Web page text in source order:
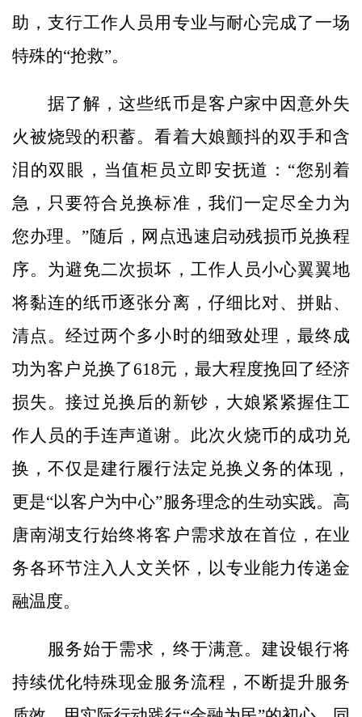
助，支行工作人员用专业与耐心完成了一场
特殊的“抢救”。
据了解，这些纸币是客户家中因意外失
火被烧毁的积蓄。看着大娘颤抖的双手和含
泪的双眼，当值柜员立即安抚道：“您别着
急，只要符合兑换标准，我们一定尽全力为
您办理。”随后，网点迅速启动残损币兑换程
序。为避免二次损坏，工作人员小心翼翼地
将黏连的纸币逐张分离，仔细比对、拼贴、
清点。经过两个多小时的细致处理，最终成
功为客户兑换了618元，最大程度挽回了经济
损失。接过兑换后的新钞，大娘紧紧握住工
作人员的手连声道谢。此次火烧币的成功兑
换，不仅是建行履行法定兑换义务的体现，
更是“以客户为中心”服务理念的生动实践。高
唐南湖支行始终将客户需求放在首位，在业
务各环节注入人文关怀，以专业能力传递金
融温度。
服务始于需求，终于满意。建设银行将
持续优化特殊现金服务流程，不断提升服务